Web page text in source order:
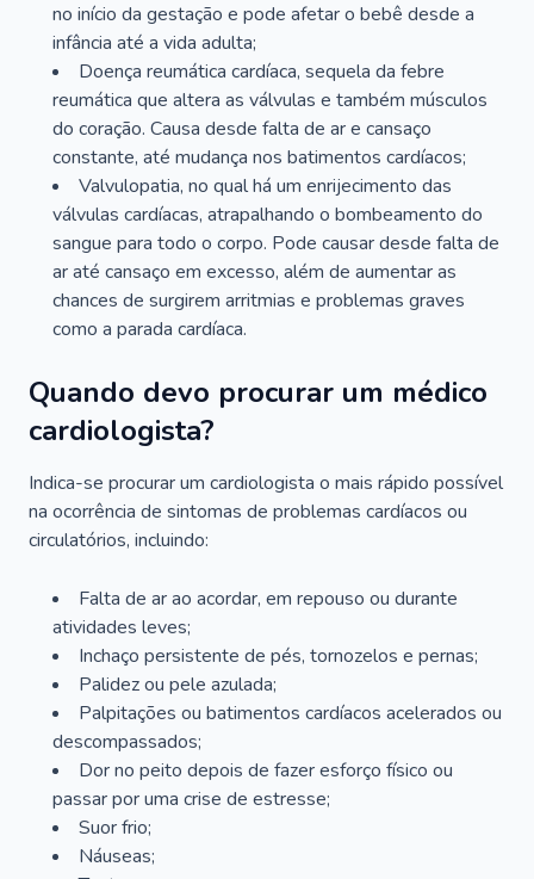
no início da gestação e pode afetar o bebê desde a
infância até a vida adulta;
Doença reumática cardíaca, sequela da febre
reumática que altera as válvulas e também músculos
do coração. Causa desde falta de ar e cansaço
constante, até mudança nos batimentos cardíacos;
Valvulopatia, no qual há um enrijecimento das
válvulas cardíacas, atrapalhando o bombeamento do
sangue para todo o corpo. Pode causar desde falta de
ar até cansaço em excesso, além de aumentar as
chances de surgirem arritmias e problemas graves
como a parada cardíaca.
Quando devo procurar um médico
cardiologista?
Indica-se procurar um cardiologista o mais rápido possível
na ocorrência de sintomas de problemas cardíacos ou
circulatórios, incluindo:
Falta de ar ao acordar, em repouso ou durante
atividades leves;
Inchaço persistente de pés, tornozelos e pernas;
Palidez ou pele azulada;
Palpitações ou batimentos cardíacos acelerados ou
descompassados;
Dor no peito depois de fazer esforço físico ou
passar por uma crise de estresse;
Suor frio;
Náuseas;